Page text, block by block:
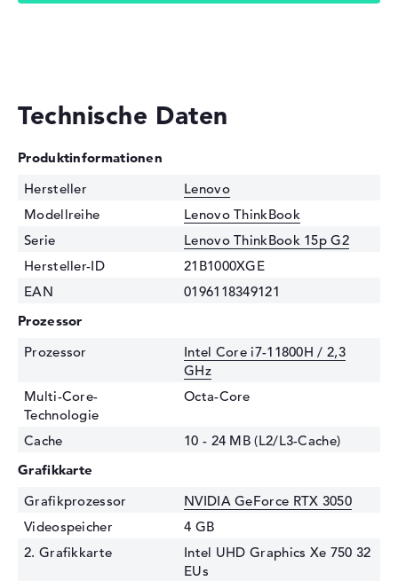
Technische Daten
Produktinformationen
Hersteller
Lenovo
Modellreihe
Lenovo ThinkBook
Serie
Lenovo ThinkBook 15p G2
Hersteller-ID
21B1000XGE
EAN
0196118349121
Prozessor
Prozessor
Intel Core i7-11800H / 2,3
GHz
Multi-Core-
Technologie
Octa-Core
Cache
10 - 24 MB (L2/L3-Cache)
Grafikkarte
Grafikprozessor
NVIDIA GeForce RTX 3050
Videospeicher
4 GB
2. Grafikkarte
Intel UHD Graphics Xe 750 32
EUs